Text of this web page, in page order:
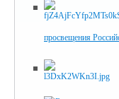
просвещения